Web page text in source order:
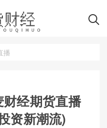
播
经期货直播
资新潮流)